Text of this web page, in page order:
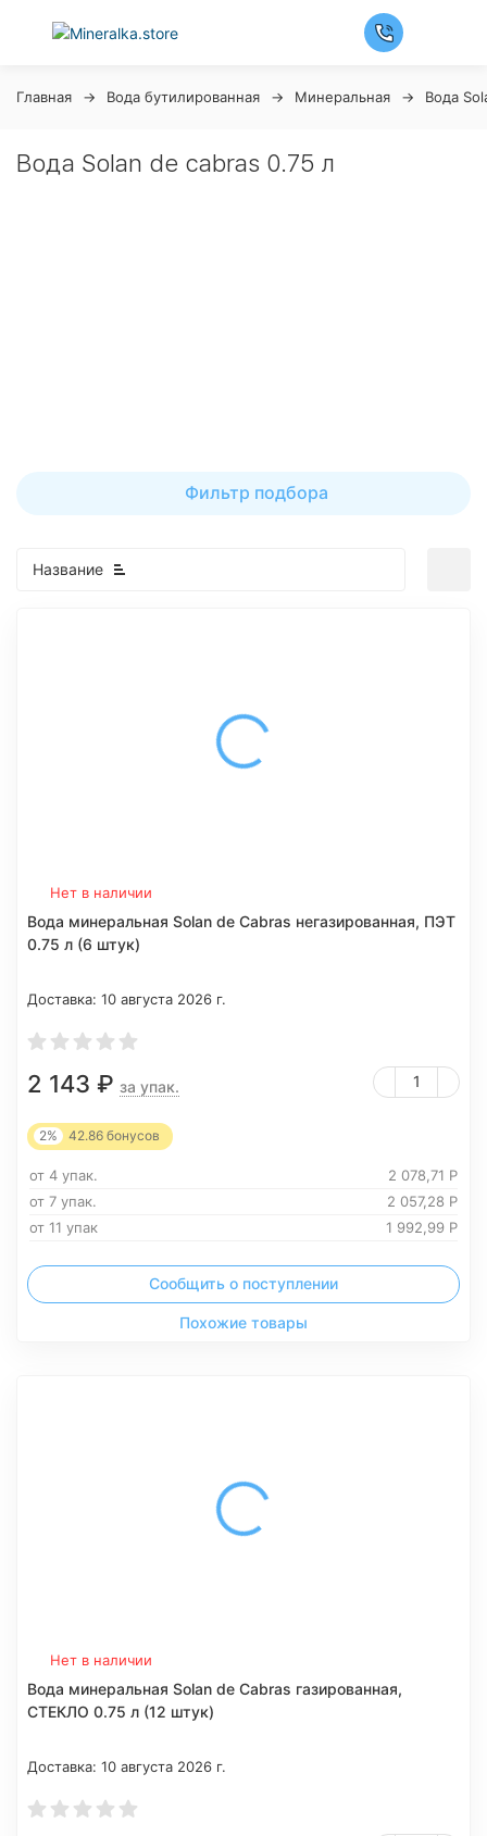
Главная Вода бутилированная Минеральная Вода
Вода Solan de cabras 0.75 л
Фильтр подбора
Название
Нет в наличии
Вода минеральная Solan de Cabras негазированная, ПЭТ
0.75 л (6 штук)
Доставка: 10 августа 2026 г.
2 143 ₽ за упак.
2% 42.86 бонусов
от 4 упак. 2 078,71 Р
от 7 упак.
2 057,28 Р
от 11 упак
1 992,99 Р
Сообщить о поступлении
Похожие товары
Нет в наличии
Вода минеральная Solan de Cabras газированная,
СТЕКЛО 0.75 л (12 штук)
Доставка: 10 августа 2026 г.